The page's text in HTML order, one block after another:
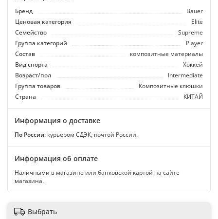
Бренд
Bauer
Ценовая категория
Elite
Семейство
Supreme
Группа категорий
Player
Состав
композитные материалы
Вид спорта
Хоккей
Возраст/пол
Intermediate
Группа товаров
Композитные клюшки
Страна
КИТАЙ
Информация о доставке
По России: курьером СДЭК, почтой России.
Информация об оплате
Наличными в магазине или банковской картой на сайте
магазина.
Выбрать